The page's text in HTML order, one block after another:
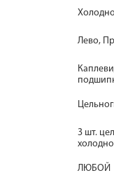
Лево,
3 шт.
ЛЮБОЙ